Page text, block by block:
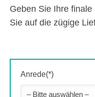
Geben Sie Ihre
Sie auf die zügige
Anrede(*)